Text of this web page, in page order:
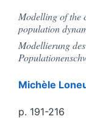
Modelling of the
population
Modellierung
Michèle
p. 191-216